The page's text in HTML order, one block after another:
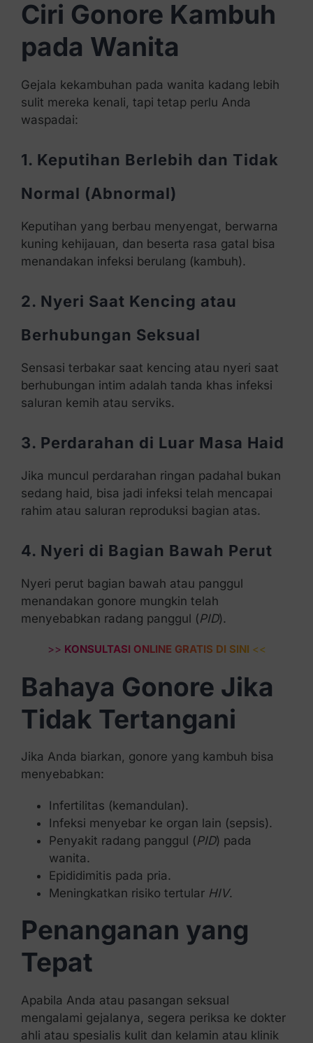
Ciri Gonore Kambuh
pada Wanita
Gejala kekambuhan pada wanita kadang lebih
sulit mereka kenali, tapi tetap perlu Anda
waspadai:
1. Keputihan Berlebih dan Tidak
Normal (Abnormal)
Keputihan yang berbau menyengat, berwarna
kuning kehijauan, dan beserta rasa gatal bisa
menandakan infeksi berulang (kambuh).
2. Nyeri Saat Kencing atau
Berhubungan Seksual
Sensasi terbakar saat kencing atau nyeri saat
berhubungan intim adalah tanda khas infeksi
saluran kemih atau serviks.
3. Perdarahan di Luar Masa Haid
Jika muncul perdarahan ringan padahal bukan
sedang haid, bisa jadi infeksi telah mencapai
rahim atau saluran reproduksi bagian atas.
4. Nyeri di Bagian Bawah Perut
Nyeri perut bagian bawah atau panggul
menandakan gonore mungkin telah
menyebabkan radang panggul (PID).
>> KONSULTASI ONLINE GRATIS DI SINI <<
Bahaya Gonore Jika
Tidak Tertangani
Jika Anda biarkan, gonore yang kambuh bisa
menyebabkan:
Infertilitas (kemandulan).
Infeksi menyebar ke organ lain (sepsis).
Penyakit radang panggul (PID) pada
wanita.
Epididimitis pada pria.
Meningkatkan risiko tertular HIV.
Penanganan yang
Tepat
Apabila Anda atau pasangan seksual
mengalami gejalanya, segera periksa ke dokter
ahli atau spesialis kulit dan kelamin atau klinik